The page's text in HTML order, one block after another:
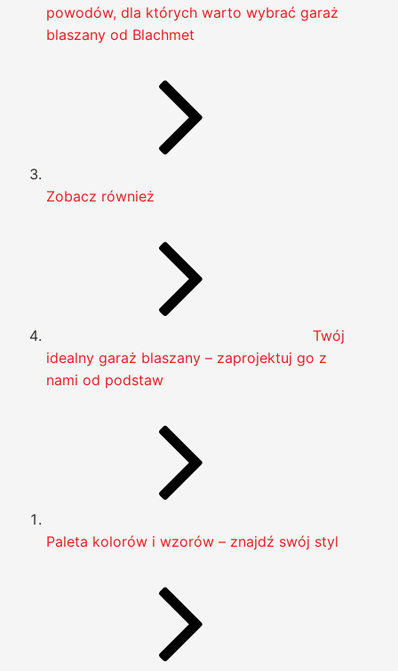
powodów, dla których warto wybrać garaż
blaszany od Blachmet
Zobacz również
Twój
idealny garaż blaszany – zaprojektuj go z
nami od podstaw
Paleta kolorów i wzorów – znajdź swój styl